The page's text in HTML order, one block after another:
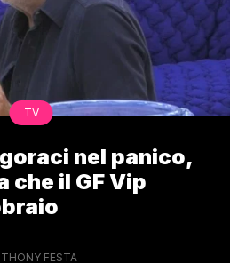
TV
nel panico,
che il GF Vip
FESTA